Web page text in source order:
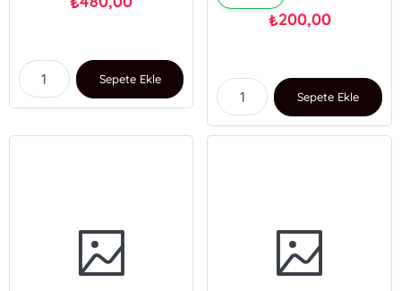
Sepete Ekle
₺200,00
Sepete Ekle